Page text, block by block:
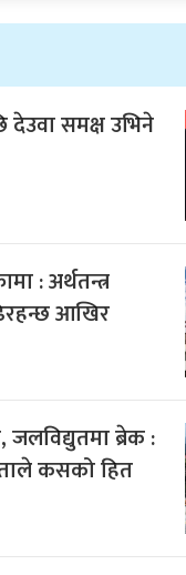
समक्ष उभिने
: अर्थतन्त्र
आखिर
ब्रेक :
कसको हित